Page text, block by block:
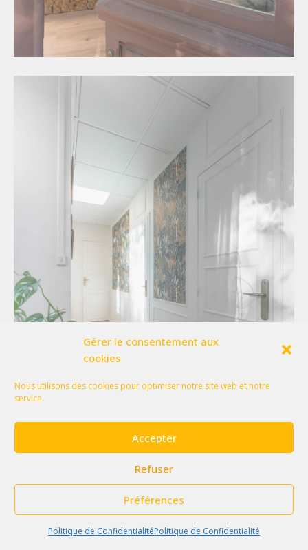
Gérer le consentement aux
cookies
Nous utilisons des cookies pour optimiser notre site web et notre
service.
Accepter
Refuser
Préférences
Politique de ConfidentialitéPolitique de Confidentialité